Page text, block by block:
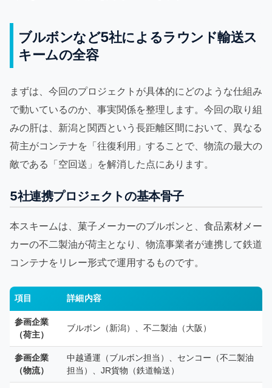
ブルボンなど5社によるラウンド輸送ス
キームの全容
まずは、今回のプロジェクトが具体的にどのような仕組み
で動いているのか、事実関係を整理します。今回の取り組
みの肝は、新潟と関西という長距離区間において、異なる
荷主がコンテナを「往復利用」することで、物流の最大の
敵である「空回送」を解消した点にあります。
5社連携プロジェクトの基本骨子
本スキームは、菓子メーカーのブルボンと、食品素材メー
カーの不二製油が荷主となり、物流事業者が連携して鉄道
コンテナをリレー形式で運用するものです。
項目 詳細内容
参画企業
（荷主）
ブルボン（新潟）、不二製油（大阪）
参画企業
（物流）
中越通運（ブルボン担当）、センコー（不二製油
担当）、JR貨物（鉄道輸送）